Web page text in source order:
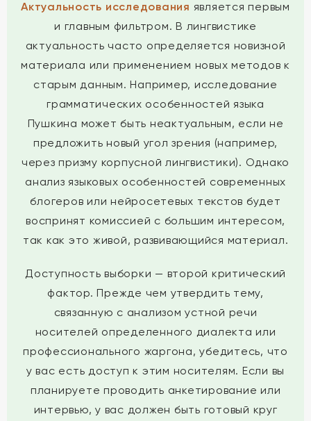
Актуальность исследования является первым
и главным фильтром. В лингвистике
актуальность часто определяется новизной
материала или применением новых методов к
старым данным. Например, исследование
грамматических особенностей языка
Пушкина может быть неактуальным, если не
предложить новый угол зрения (например,
через призму корпусной лингвистики). Однако
анализ языковых особенностей современных
блогеров или нейросетевых текстов будет
воспринят комиссией с большим интересом,
так как это живой, развивающийся материал.
Доступность выборки — второй критический
фактор. Прежде чем утвердить тему,
связанную с анализом устной речи
носителей определенного диалекта или
профессионального жаргона, убедитесь, что
у вас есть доступ к этим носителям. Если вы
планируете проводить анкетирование или
интервью, у вас должен быть готовый круг